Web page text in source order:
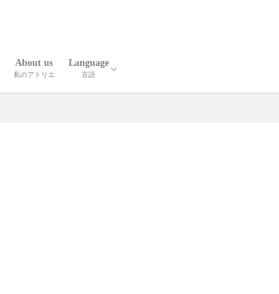
About us
私のアトリエ
Language
言語
英語
中国語